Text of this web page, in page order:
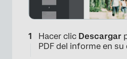
Hacer clic Descargar
PDF del informe en